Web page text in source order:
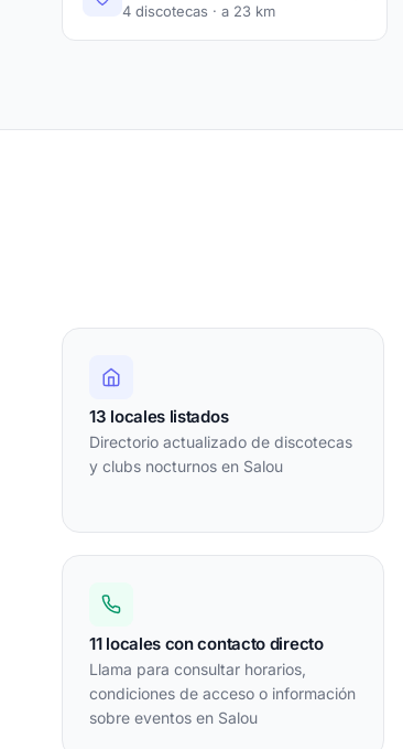
4 discotecas · a 23 km
13 locales listados
Directorio actualizado de discotecas
y clubs nocturnos en Salou
11 locales con contacto directo
Llama para consultar horarios,
condiciones de acceso o información
sobre eventos en Salou